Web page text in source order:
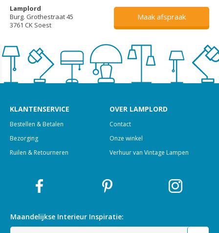
Lamplord
Burg. Grothestraat 45
3761 CK Soest
Maak afspraak
KLANTENSERVICE
Bestellen & Betalen
Bezorging
Ruilen & Retourneren
OVER LAMPLORD
Contact
Onze winkel
Verhuur van Vintage Lampen
Maandelijkse Interieur Inspiratie: